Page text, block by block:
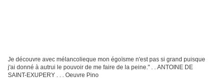
Je découvre avec mélancolieque mon égoïsme n'est pas si grand puisque
j'ai donné à autrui le pouvoir de me faire de la peine." . . ANTOINE DE
SAINT-EXUPERY . . . Oeuvre Pino